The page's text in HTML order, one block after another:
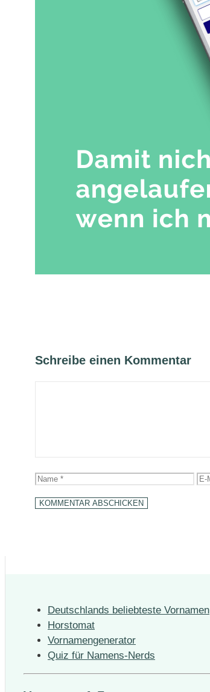
Schreibe einen Kommentar
Name
E-
Deutschlands beliebteste Vornamen
Horstomat
Vornamengenerator
Quiz für Namens-Nerds